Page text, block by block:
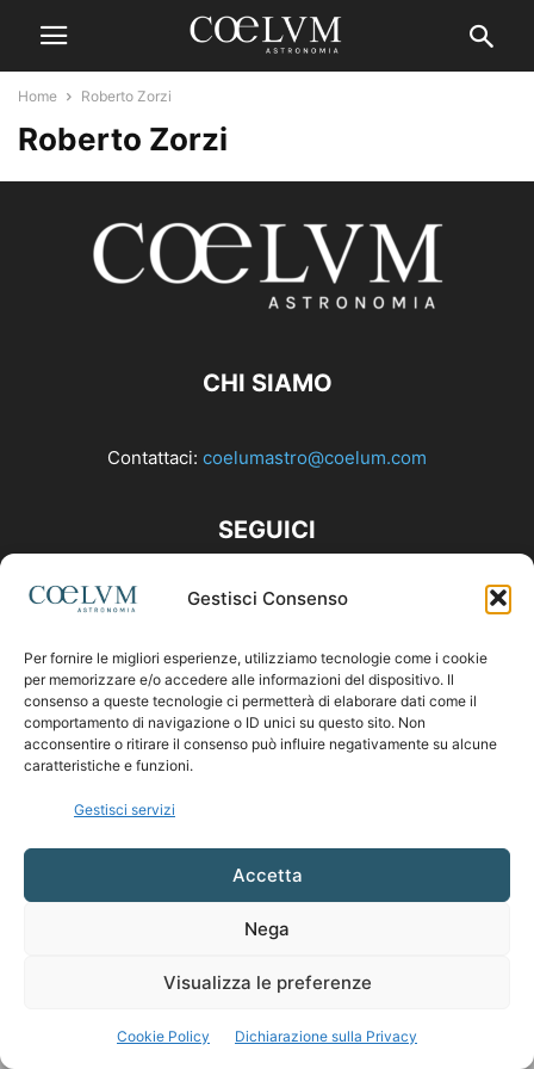
Gestisci Consenso
Per fornire le migliori esperienze, utilizziamo tecnologie come i cookie
per memorizzare e/o accedere alle informazioni del dispositivo. Il
consenso a queste tecnologie ci permetterà di elaborare dati come il
comportamento di navigazione o ID unici su questo sito. Non
acconsentire o ritirare il consenso può influire negativamente su alcune
caratteristiche e funzioni.
Gestisci servizi
Accetta
Nega
Visualizza le preferenze
Cookie Policy Dichiarazione sulla Privacy
Home Roberto Zorzi
Roberto Zorzi
CHI SIAMO
Contattaci: coelumastro@coelum.com
SEGUICI